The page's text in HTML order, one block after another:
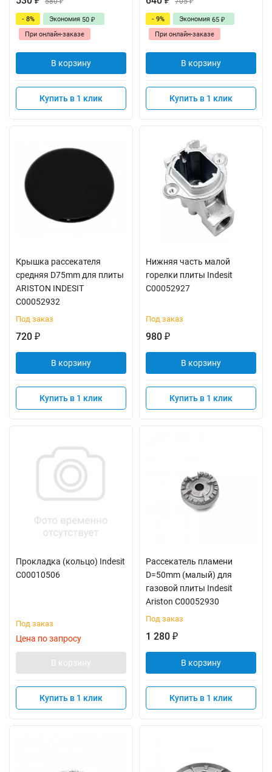
₽
- 8% Экономия 50 ₽
При онлайн-заказе
В корзину
Купить в 1 клик
₽
- 9% Экономия 65 ₽
При онлайн-заказе
В корзину
Купить в 1 клик
Крышка рассекателя
средняя D75mm для плиты
ARISTON INDESIT
C00052932
Под заказ
720 ₽
В корзину
Купить в 1 клик
Нижняя часть малой
горелки плиты Indesit
C00052927
Под заказ
980 ₽
В корзину
Купить в 1 клик
Прокладка (кольцо) Indesit
C00010506
Под заказ
Цена по запросу
В корзину
Купить в 1 клик
Рассекатель пламени
D=50mm (малый) для
газовой плиты Indesit
Ariston C00052930
Под заказ
1 280 ₽
В корзину
Купить в 1 клик